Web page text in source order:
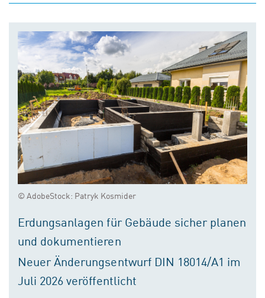
© AdobeStock: Patryk Kosmider
Erdungsanlagen für Gebäude sicher planen
und dokumentieren
Neuer Änderungsentwurf DIN 18014/A1 im
Juli 2026 veröffentlicht